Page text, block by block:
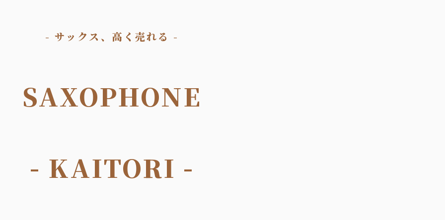
- サックス、高く売れる -
SAXOPHONE
- KAITORI -